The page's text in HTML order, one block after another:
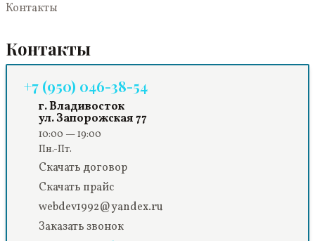
Контакты
Контакты
+7 (950) 046-38-54
г. Владивосток
ул. Запорожская 77
10:00 — 19:00
Пн.-Пт.
Скачать договор
Скачать прайс
webdev1992@yandex.ru
Заказать звонок